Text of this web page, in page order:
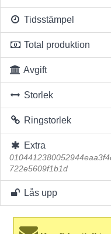
Tidsstämpel
Total produktion
Avgift
Storlek
Ringstorlek
Extra
722e5609f1b1d
Lås upp